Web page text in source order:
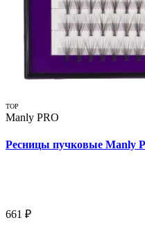
TOP
Manly PRO
Ресницы пучковые Manly
661 ₽